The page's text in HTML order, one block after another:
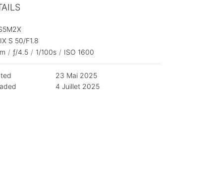
S 50/F1.8
/ ƒ/4.5 / 1/100s / ISO 1600
23 Mai 2025
4 Juillet 2025